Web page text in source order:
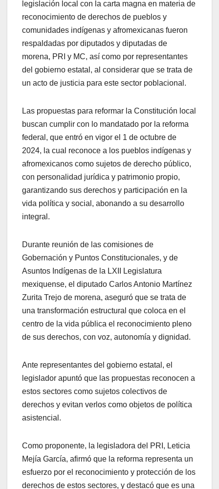
legislación local con la carta magna en materia de
reconocimiento de derechos de pueblos y
comunidades indígenas y afromexicanas fueron
respaldadas por diputados y diputadas de
morena, PRI y MC, así como por representantes
del gobierno estatal, al considerar que se trata de
un acto de justicia para este sector poblacional.
Las propuestas para reformar la Constitución local
buscan cumplir con lo mandatado por la reforma
federal, que entró en vigor el 1 de octubre de
2024, la cual reconoce a los pueblos indígenas y
afromexicanos como sujetos de derecho público,
con personalidad jurídica y patrimonio propio,
garantizando sus derechos y participación en la
vida política y social, abonando a su desarrollo
integral.
Durante reunión de las comisiones de
Gobernación y Puntos Constitucionales, y de
Asuntos Indígenas de la LXII Legislatura
mexiquense, el diputado Carlos Antonio Martínez
Zurita Trejo de morena, aseguró que se trata de
una transformación estructural que coloca en el
centro de la vida pública el reconocimiento pleno
de sus derechos, con voz, autonomía y dignidad.
Ante representantes del gobierno estatal, el
legislador apuntó que las propuestas reconocen a
estos sectores como sujetos colectivos de
derechos y evitan verlos como objetos de política
asistencial.
Como proponente, la legisladora del PRI, Leticia
Mejía García, afirmó que la reforma representa un
esfuerzo por el reconocimiento y protección de los
derechos de estos sectores, y destacó que es una